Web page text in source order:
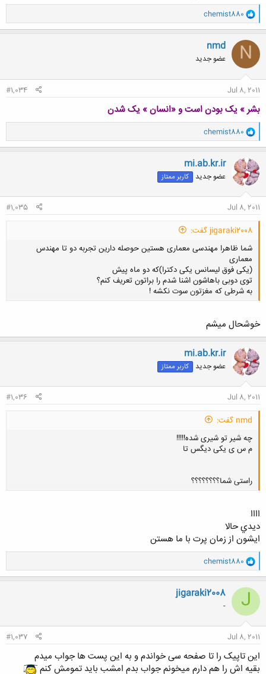
و
ا
ک
ن
ش
ه
ا
chemist880
N
nmd
عضو جدید
Jul 8, 2011
#1,034
بشر » یک بودن است و «انسان » یک شدن
و
ا
ک
ن
ش
ه
ا
chemist880
mi.ab.kr.ir
عضو جدید کاربر ممتاز
Jul 8, 2011
#1,035
jigaraki2008 گفت:
شما ظاهرا مهندسی معماری هستین حوصله دارین تجربه دو تا مهندس
معماری
(یکی فوق لیسانس یکی دکترا)که دو ماه پیش
توی دوبی باهاشون اشنا شدم را براتون تعریف کنم؟
به شرطی که مغزتون سوت نکشه !
خوشحال ميشم
mi.ab.kr.ir
عضو جدید کاربر ممتاز
Jul 8, 2011
#1,036
nmd گفت:
چه شیر تو شیری شده!!!!!
م س ی یکی دیگس تا
راستی شما؟؟؟؟؟؟؟؟
اااا
ديدي حالا
ايشون از زمان پرت با ما هستن
و
ا
ک
ن
ه
ا
chemist880
J
jigaraki2008
-
Jul 8, 2011
#1,037
این تاپیک را تا صفحه سی خواندم و به این پست ها جواب میدم
بقیه اش را هم دارم میخونم جواب بدم امشب باید تمومش کنم